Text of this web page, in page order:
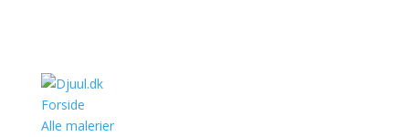
Forside
Alle malerier